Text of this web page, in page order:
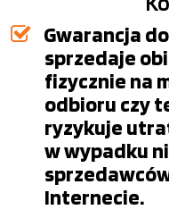
Gwarancja
sprzedaje
fizycznie na
odbioru czy
ryzykuje
w wypadku
Internecie.